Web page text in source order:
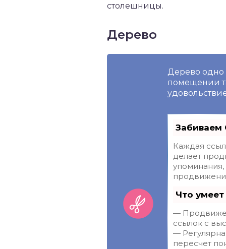
столешницы.
Дерево
Дерево одно
помещении
Забиваем
Каждая
делает
Что умеет
—
ссылок с
—
пересчет